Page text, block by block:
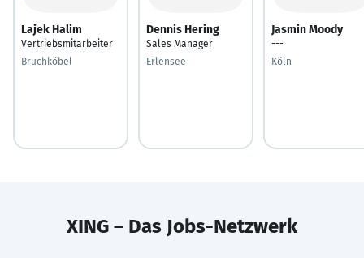
Lajek Halim
Vertriebsmitarbeiter
Bruchköbel
Dennis Hering
Sales Manager
Erlensee
Jasmin Moody
---
Köln
XING – Das Jobs-Netzwerk